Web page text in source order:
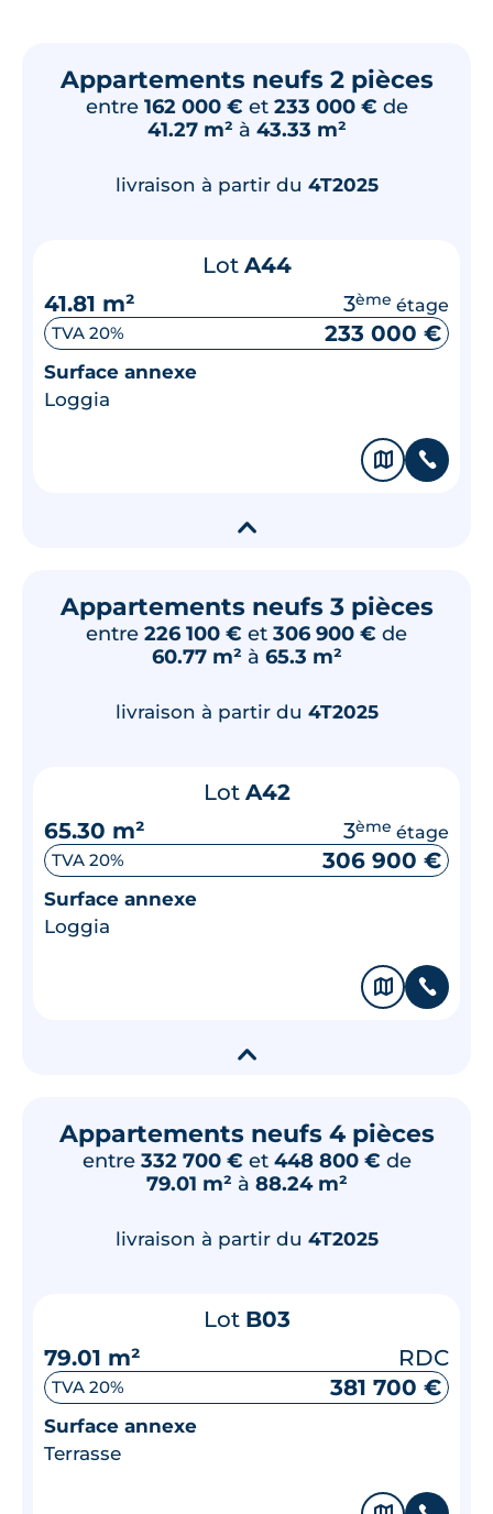
Appartements neufs 2 pièces
entre 162 000 € et 233 000 € de
41.27 m² à 43.33 m²
livraison à partir du 4T2025
Lot A44
41.81 m²
3ème étage
TVA 20% 233 000 €
Surface annexe
Loggia
🗞 📞
▾
Appartements neufs 3 pièces
entre 226 100 € et 306 900 € de
60.77 m² à 65.3 m²
livraison à partir du 4T2025
Lot A42
65.30 m²
3ème étage
TVA 20% 306 900 €
Surface annexe
Loggia
🗞 📞
▾
Appartements neufs 4 pièces
entre 332 700 € et 448 800 € de
79.01 m² à 88.24 m²
livraison à partir du 4T2025
Lot B03
79.01 m²
RDC
TVA 20% 381 700 €
Surface annexe
Terrasse